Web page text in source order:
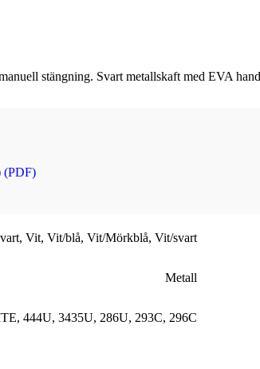
stängning. Svart metallskaft med EVA
(PDF)
, Vit, Vit/blå, Vit/Mörkblå, Vit/svart
Metall
, 444U, 3435U, 286U, 293C, 296C